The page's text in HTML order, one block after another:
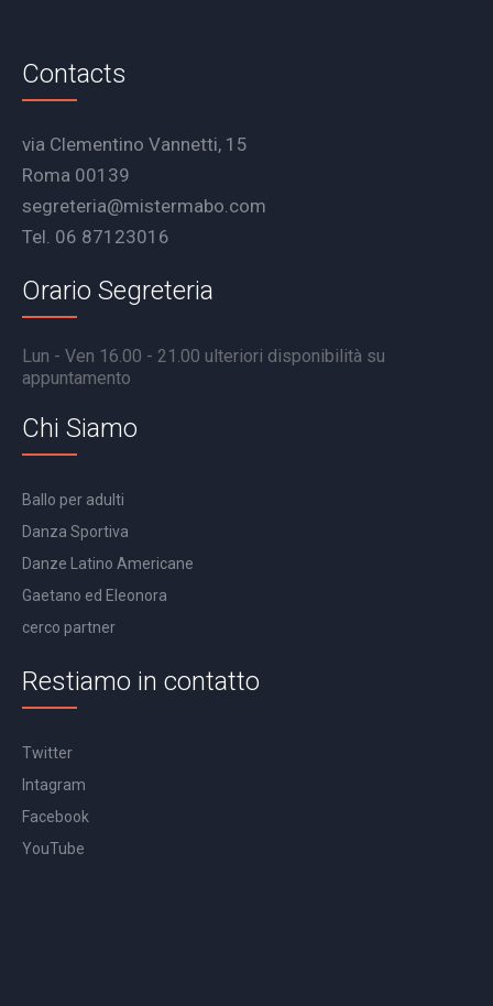
Contacts
via Clementino Vannetti, 15
Roma 00139
segreteria@mistermabo.com
Tel. 06 87123016
Orario Segreteria
Lun - Ven 16.00 - 21.00 ulteriori disponibilità su
appuntamento
Chi Siamo
Ballo per adulti
Danza Sportiva
Danze Latino Americane
Gaetano ed Eleonora
cerco partner
Restiamo in contatto
Twitter
Intagram
Facebook
YouTube